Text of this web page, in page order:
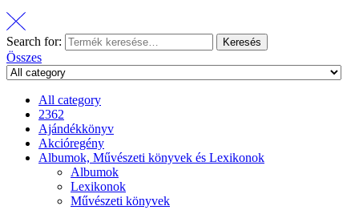
Search for: Keresés
Összes
All category
2362
Ajándékkönyv
Akcióregény
Albumok, Művészeti könyvek és Lexikonok
Albumok
Lexikonok
Művészeti könyvek